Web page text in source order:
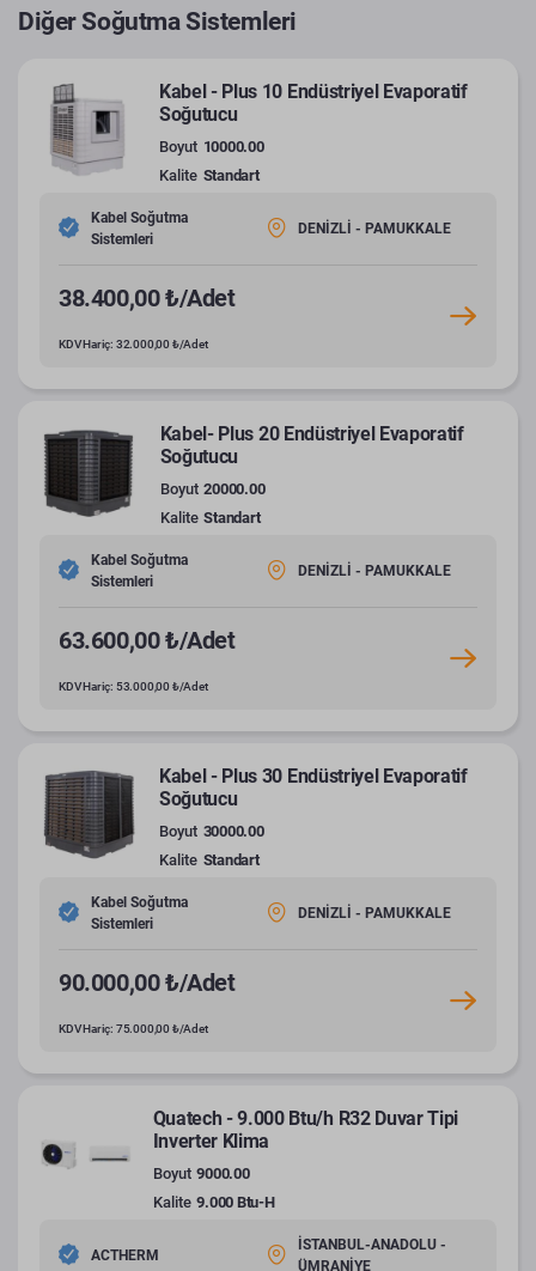
Diğer Soğutma Sistemleri
Kabel - Plus 10 Endüstriyel Evaporatif
Soğutucu
Boyut 10000.00
Kalite Standart
Kabel Soğutma
Sistemleri
DENİZLİ - PAMUKKALE
38.400,00 ₺/Adet
KDV Hariç: 32.000,00 ₺/Adet
Kabel- Plus 20 Endüstriyel Evaporatif
Soğutucu
Boyut 20000.00
Kalite Standart
Kabel Soğutma
Sistemleri
DENİZLİ - PAMUKKALE
63.600,00 ₺/Adet
KDV Hariç: 53.000,00 ₺/Adet
Kabel - Plus 30 Endüstriyel Evaporatif
Soğutucu
Boyut 30000.00
Kalite Standart
Kabel Soğutma
Sistemleri
DENİZLİ - PAMUKKALE
90.000,00 ₺/Adet
KDV Hariç: 75.000,00 ₺/Adet
Quatech - 9.000 Btu/h R32 Duvar Tipi
Inverter Klima
Boyut 9000.00
Kalite 9.000 Btu-H
ACTHERM
İSTANBUL-ANADOLU -
ÜMRANİYE